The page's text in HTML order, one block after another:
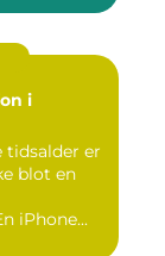
i
tidsalder er
blot en
iPhone...